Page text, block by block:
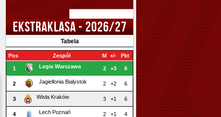
EKSTRAKLASA - 2026/27
Tabela
Pos Zespół M +/- Pkt
1 Legia Warszawa 2 +3 6
2 Jagiellonia Białystok 2 +2 6
3 Wisła Kraków 3 +1 6
4 Lech Poznań 2 +1 4